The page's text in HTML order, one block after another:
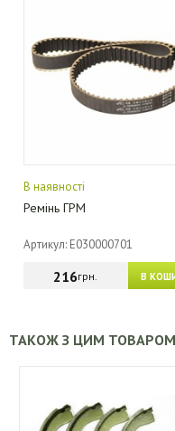
В наявності
Ремінь ГРМ
Артикул: E030000701
В
216грн.
ТАКОЖ З ЦИМ